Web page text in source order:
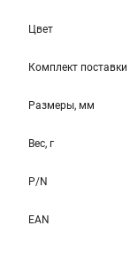
Цвет
Комплект поставки
Размеры, мм
Вес, г
P/N
EAN